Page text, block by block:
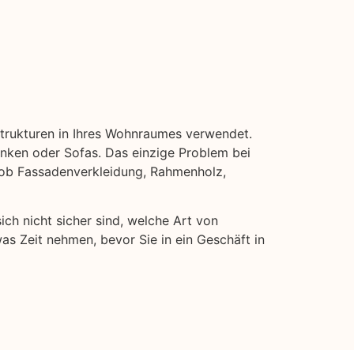
in Ihres Wohnraumes verwendet.
oder Sofas. Das einzige Problem bei
Fassadenverkleidung, Rahmenholz,
nicht sicher sind, welche Art von
Zeit nehmen, bevor Sie in ein Geschäft in